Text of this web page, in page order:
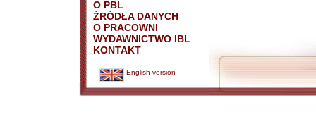
O PBL
ŹRÓDŁA DANYCH
O PRACOWNI
WYDAWNICTWO IBL
KONTAKT
English version